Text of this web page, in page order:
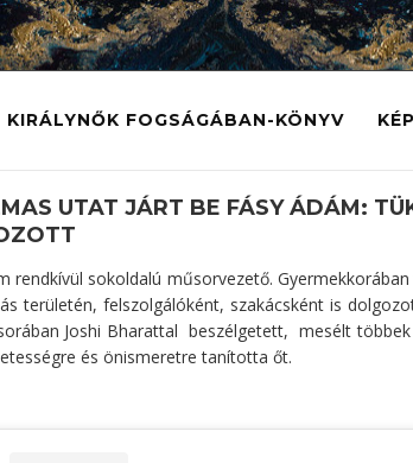
KIRÁLYNŐK FOGSÁGÁBAN-KÖNYV
UTAT JÁRT BE FÁSY ÁDÁM:
rendkívül sokoldalú műsorvezető.
területén, felszolgálóként, szakácsként is
Joshi Bharattalbeszélgetett, mesélt
és önismeretre tanította őt.